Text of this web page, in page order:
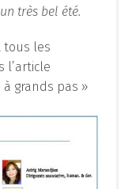
très bel été.
tous les
l’article
à grands pas »